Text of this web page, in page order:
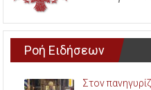
Ροή Ειδήσεων
Στον